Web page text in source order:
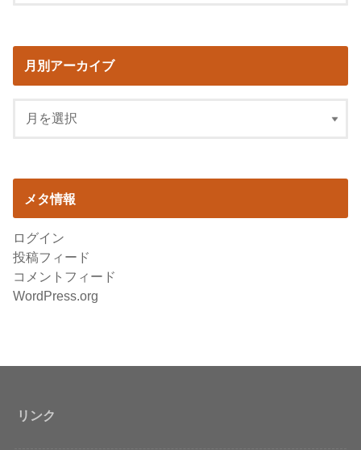
月別アーカイブ
メタ情報
ログイン
投稿フィード
コメントフィード
WordPress.org
リンク